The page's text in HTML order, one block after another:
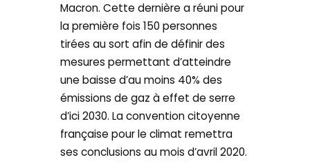
Macron. Cette dernière a réuni pour
la première fois 150 personnes
tirées au sort afin de définir des
mesures permettant d’atteindre
une baisse d’au moins 40% des
émissions de gaz à effet de serre
d’ici 2030. La convention citoyenne
française pour le climat remettra
ses conclusions au mois d’avril 2020.